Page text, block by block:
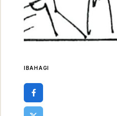
IBAHAGI